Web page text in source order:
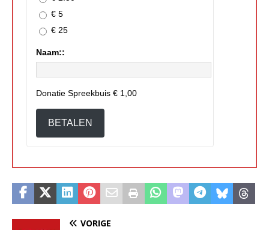
€ 5
€ 25
Naam::
Donatie Spreekbuis € 1,00
BETALEN
VORIGE